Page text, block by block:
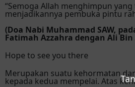
“Semoga Allah menghimpun
menjadikannya pembuka pintu
(Doa Nabi Muhammad SAW,
Fatimah Azzahra dengan Ali
Hope to see you there
Merupakan suatu kehormatan
kepada kedua mempelai. Atas